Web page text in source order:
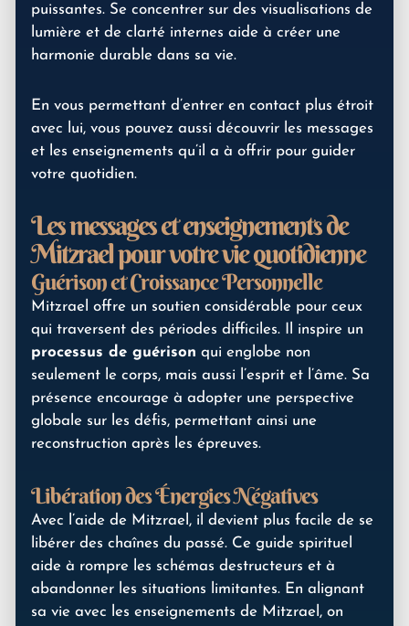
puissantes. Se concentrer sur des visualisations de
lumière et de clarté internes aide à créer une
harmonie durable dans sa vie.
En vous permettant d’entrer en contact plus étroit
avec lui, vous pouvez aussi découvrir les messages
et les enseignements qu’il a à offrir pour guider
votre quotidien.
Les messages et enseignements de
Mitzrael pour votre vie quotidienne
Guérison et Croissance Personnelle
Mitzrael offre un soutien considérable pour ceux
qui traversent des périodes difficiles. Il inspire un
processus de guérison qui englobe non
seulement le corps, mais aussi l’esprit et l’âme. Sa
présence encourage à adopter une perspective
globale sur les défis, permettant ainsi une
reconstruction après les épreuves.
Libération des Énergies Négatives
Avec l’aide de Mitzrael, il devient plus facile de se
libérer des chaînes du passé. Ce guide spirituel
aide à rompre les schémas destructeurs et à
abandonner les situations limitantes. En alignant
sa vie avec les enseignements de Mitzrael, on